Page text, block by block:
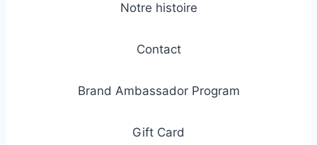
Notre histoire
Contact
Brand Ambassador Program
Gift Card